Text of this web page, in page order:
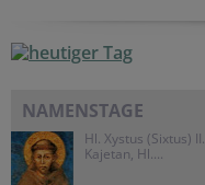
NAMENSTAGE
Hl. Xystus (Sixtus)
Kajetan, Hl....